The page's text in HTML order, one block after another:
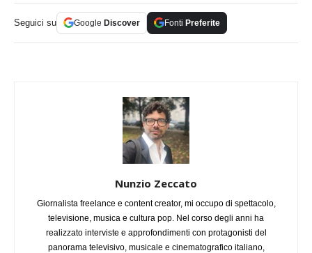
Seguici su Google Discover Fonti Preferite
Nunzio Zeccato
Giornalista freelance e content creator, mi occupo di spettacolo,
televisione, musica e cultura pop. Nel corso degli anni ha
realizzato interviste e approfondimenti con protagonisti del
panorama televisivo, musicale e cinematografico italiano,